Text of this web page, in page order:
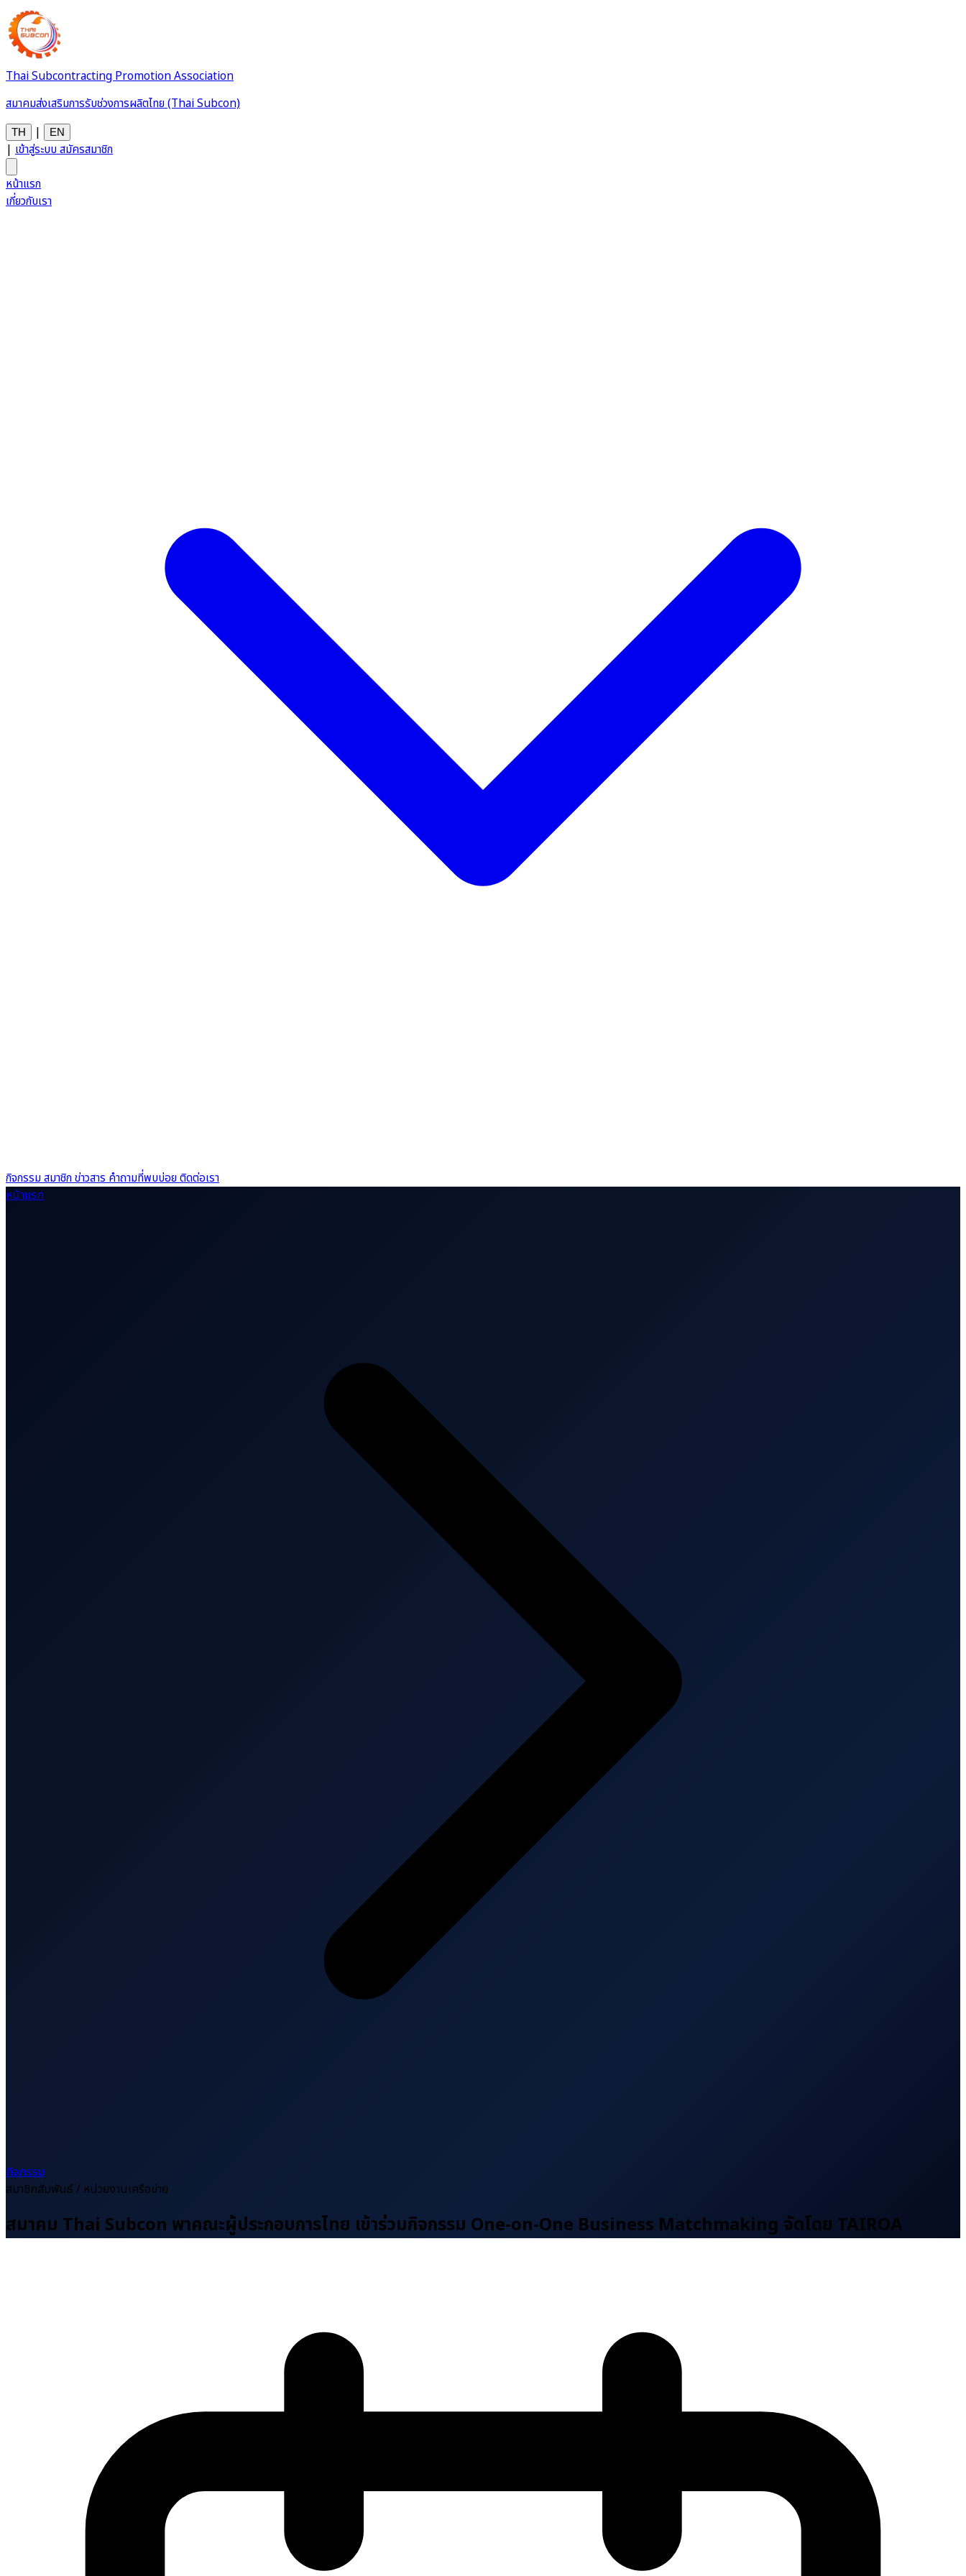
Thai Subcontracting Promotion Association
สมาคมส่งเสริมการรับช่วงการผลิตไทย (Thai Subcon)
TH | EN
| เข้าสู่ระบบสมัครสมาชิก
หน้าแรก
เกี่ยวกับเรา
กิจกรรมสมาชิกข่าวสารคำถามที่พบบ่อยติดต่อเรา
หน้าแรก
กิจกรรม
สมาชิกสัมพันธ์ / หน่วยงานเครือข่าย
สมาคม Thai Subcon พาคณะผู้ประกอบการไทย เข้าร่วมกิจกรรม One-on-One Business Matchmaking จัดโดย TAIROA